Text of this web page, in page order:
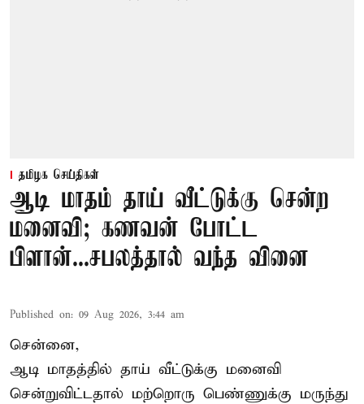
தமிழக செய்திகள்
ஆடி மாதம் தாய் வீட்டுக்கு சென்ற
மனைவி; கணவன் போட்ட
பிளான்...சபலத்தால் வந்த வினை
Published on: 09 Aug 2026, 3:44 am
சென்னை,
ஆடி மாதத்தில் தாய் வீட்டுக்கு மனைவி
சென்றுவிட்டதால் மற்றொரு பெண்ணுக்கு மருந்து